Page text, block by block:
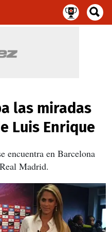
las miradas
Luis Enrique
encuentra en Barcelona
Madrid.